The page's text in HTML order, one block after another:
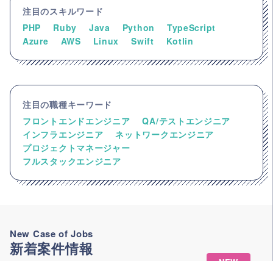
注目のスキルワード
PHP
Ruby Java Python
TypeScript
Azure
AWS Linux Swift Kotlin
注目の職種キーワード
フロントエンドエンジニア
QA/テストエンジニア
インフラエンジニア
ネットワークエンジニア
プロジェクトマネージャー
フルスタックエンジニア
New Case of Jobs
新着案件情報